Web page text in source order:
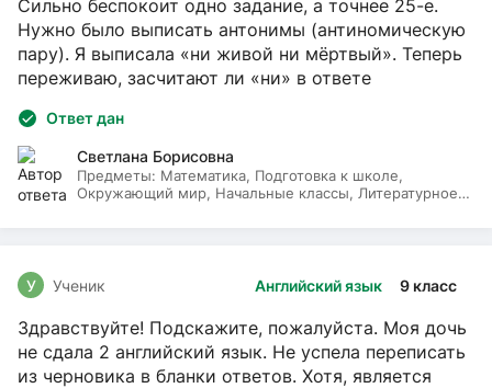
Сильно беспокоит одно задание, а точнее 25-е.
Нужно было выписать антонимы (антиномическую
пару). Я выписала «ни живой ни мёртвый». Теперь
переживаю, засчитают ли «ни» в ответе
Ответ дан
Светлана Борисовна
Предметы: Математика, Подготовка к школе,
Окружающий мир, Начальные классы, Литературное
Английский язык 9 класс
У Ученик
Здравствуйте! Подскажите, пожалуйста. Моя дочь
не сдала 2 английский язык. Не успела переписать
из черновика в бланки ответов. Хотя, является